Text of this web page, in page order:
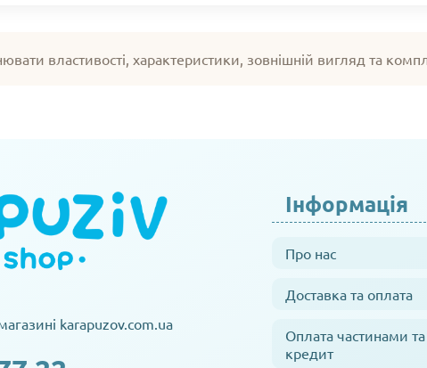
властивості, характеристики, зовнішній вигляд та
karapuzov.com.ua
Інформація
Про нас
Доставка та оплата
Оплата частинами та
кредит